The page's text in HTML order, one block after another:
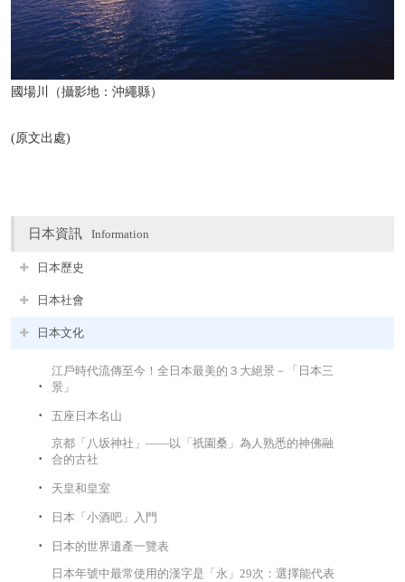
國場川（攝影地：沖繩縣）
(原文出處)
日本資訊 Information
日本歷史
日本社會
日本文化
江戶時代流傳至今！全日本最美的３大絕景－「日本三
景」
五座日本名山
京都「八坂神社」——以「祇園桑」為人熟悉的神佛融
合的古社
天皇和皇室
日本「小酒吧」入門
日本的世界遺產一覽表
日本年號中最常使用的漢字是「永」29次：選擇能代表